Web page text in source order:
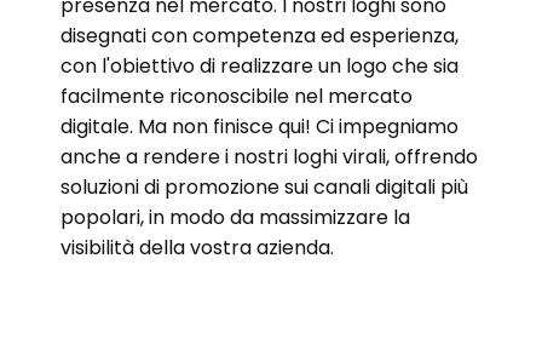
disegnati con competenza ed esperienza,
con l'obiettivo di realizzare un logo che sia
facilmente riconoscibile nel mercato
digitale. Ma non finisce qui! Ci impegniamo
anche a rendere i nostri loghi virali, offrendo
soluzioni di promozione sui canali digitali più
popolari, in modo da massimizzare la
visibilità della vostra azienda.